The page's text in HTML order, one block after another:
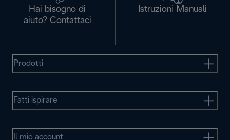
Hai bisogno di
aiuto? Contattaci
Istruzioni Manuali
Prodotti
Fatti ispirare
Il mio account